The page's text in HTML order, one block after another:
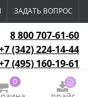
ЗАДАТЬ ВОПРОС
8 800 707-61-60
(342) 224-14-44
(495) 160-19-61
0